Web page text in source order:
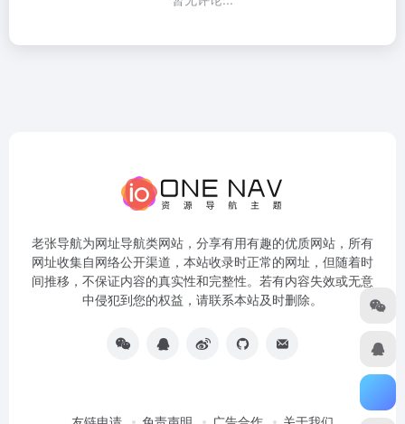
老张导航为网址导航类网站，分享有用有趣的优质网站，所有
网址收集自网络公开渠道，本站收录时正常的网址，但随着时
间推移，不保证内容的真实性和完整性。若有内容失效或无意
中侵犯到您的权益，请联系本站及时删除。